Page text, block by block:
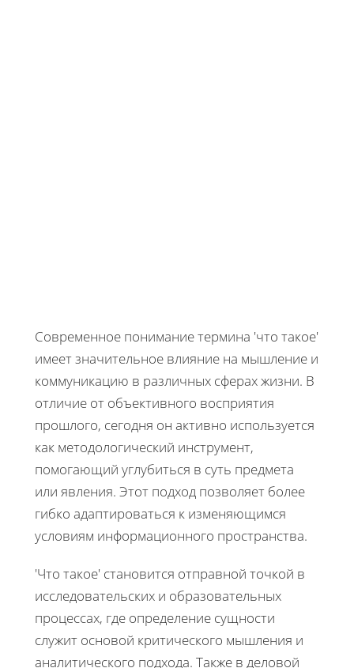
Современное понимание термина 'что такое'
имеет значительное влияние на мышление и
коммуникацию в различных сферах жизни. В
отличие от объективного восприятия
прошлого, сегодня он активно используется
как методологический инструмент,
помогающий углубиться в суть предмета
или явления. Этот подход позволяет более
гибко адаптироваться к изменяющимся
условиям информационного пространства.
'Что такое' становится отправной точкой в
исследовательских и образовательных
процессах, где определение сущности
служит основой критического мышления и
аналитического подхода. Также в деловой